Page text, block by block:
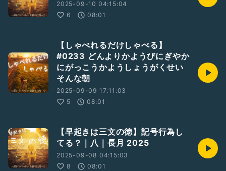
2025-09-10 04:15:04
6
08:01
【しゃべれるだけしゃべる】
#0233 どんよりかようびにぎやか
にがっこうかようしょうがくせい
そんな朝
2025-09-09 17:11:03
5
08:01
【早起きは三文の徳】記号行為し
てる？｜八｜長月 2025
2025-09-08 04:15:03
8
08:01